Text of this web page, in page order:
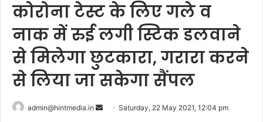
कोरोना टेस्ट के लिए गले व
नाक में रुई लगी स्टिक डलवाने
से मिलेगा छुटकारा, गरारा करने
से लिया जा सकेगा सैंपल
admin@hintmedia.in
SendSaturday, 22 May 2021, 12:04 pm